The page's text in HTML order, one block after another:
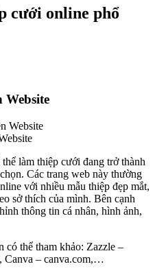
cưới online phổ
làm thiệp cưới đang trở thành
Các trang web này thường
với nhiều mẫu thiệp đẹp mắt,
sở thích của mình. Bên cạnh
thông tin cá nhân, hình ảnh,
có thể tham khảo: Zazzle –
Canva – canva.com,…